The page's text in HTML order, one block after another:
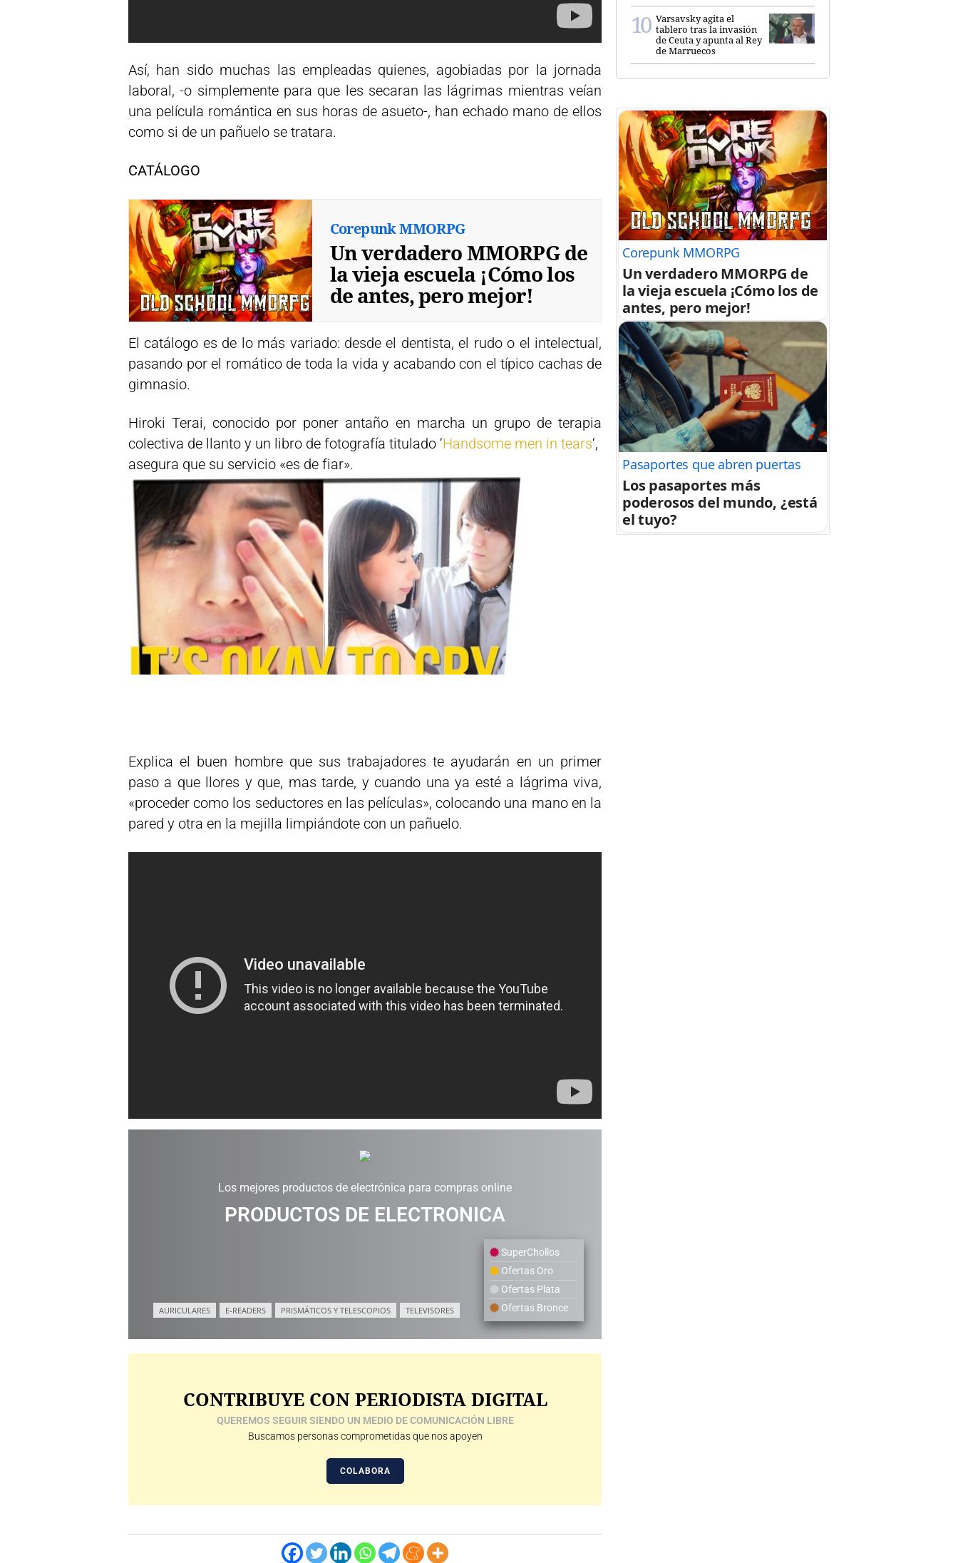
Así, han sido muchas las empleadas quienes, agobiadas por la jornada
laboral, -o simplemente para que les secaran las lágrimas mientras veían
una película romántica en sus horas de asueto-, han echado mano de ellos
como si de un pañuelo se tratara.
CATÁLOGO
Corepunk MMORPG
Un verdadero MMORPG de
la vieja escuela ¡Cómo los
de antes, pero mejor!
El catálogo es de lo más variado: desde el dentista, el rudo o el intelectual,
pasando por el romático de toda la vida y acabando con el típico cachas de
gimnasio.
Hiroki Terai, conocido por poner antaño en marcha un grupo de terapia
colectiva de llanto y un libro de fotografía titulado ‘Handsome men in tears‘,
asegura que su servicio «es de fiar».
Explica el buen hombre que sus trabajadores te ayudarán en un primer
paso a que llores y que, mas tarde, y cuando una ya esté a lágrima viva,
«proceder como los seductores en las películas», colocando una mano en la
pared y otra en la mejilla limpiándote con un pañuelo.
Los mejores productos de electrónica para compras online
PRODUCTOS DE ELECTRONICA
AURICULARES E-READERS PRISMÁTICOS Y TELESCOPIOS TELEVISORES
SuperChollos
Ofertas Oro
Ofertas Plata
Ofertas Bronce
CONTRIBUYE CON PERIODISTA DIGITAL
QUEREMOS SEGUIR SIENDO UN MEDIO DE COMUNICACIÓN LIBRE
Buscamos personas comprometidas que nos apoyen
COLABORA
Varsavsky agita el
tablero tras la invasión
de Ceuta y apunta al Rey
de Marruecos
Corepunk MMORPG
Un verdadero MMORPG de
la vieja escuela ¡Cómo los de
antes, pero mejor!
Pasaportes que abren puertas
Los pasaportes más
poderosos del mundo, ¿está
el tuyo?